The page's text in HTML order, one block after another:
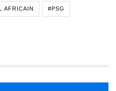
AFRICAIN #PSG